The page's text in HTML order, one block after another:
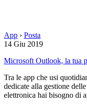
App › Posta
14 Giu 2019
Microsoft Outlook, la tua
Tra le app che usi
dedicate alla gestione
elettronica hai bisogno di